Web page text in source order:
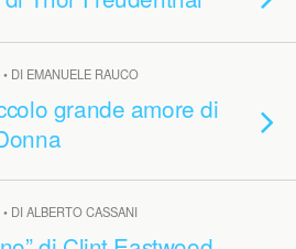
DI EMANUELE RAUCO
grande amore di
DI ALBERTO CASSANI